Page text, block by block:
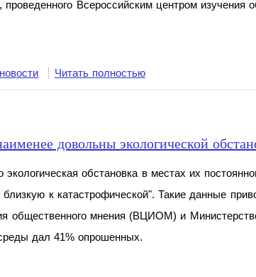
проведенного Всероссийским центром
Читать полностью
довольны экологической
обстановка в местах их
к катастрофической". Такие данные
общественного мнения (ВЦИОМ) и
дал 41% опрошенных.